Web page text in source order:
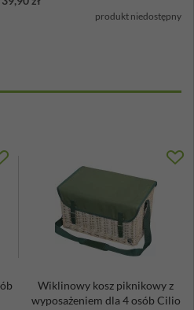
produkt niedostępny
Wiklinowy kosz piknikowy z
wyposażeniem dla 4 osób Cilio